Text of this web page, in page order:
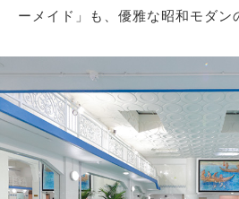
ーメイド」も、優雅な昭和モダン